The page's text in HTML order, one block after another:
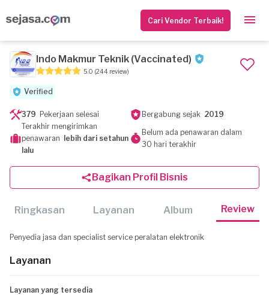
Cari Vendor Terbaik!
Indo Makmur Teknik (Vaccinated)
5.0 (244 review)
Verified
379 Pekerjaan selesai Bergabung sejak 2019
Terakhir mengirimkan
penawaran
lebih dari setahun
lalu
Belum ada penawaran dalam
30 hari terakhir
Bagikan Profil Bisnis
Ringkasan Layanan Album Review
Penyedia jasa dan specialist service peralatan elektronik
Layanan
Layanan yang tersedia